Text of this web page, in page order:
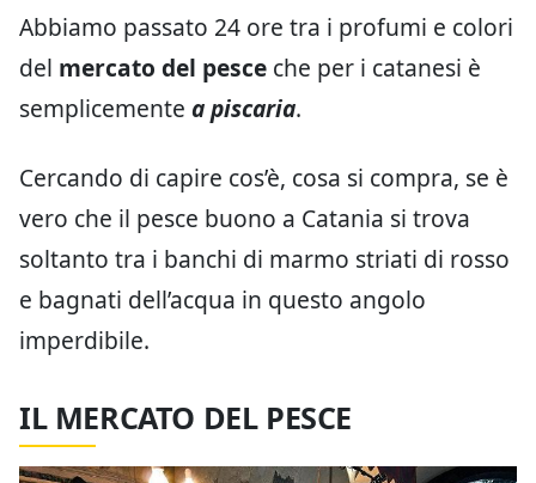
Abbiamo passato 24 ore tra i profumi e colori
del mercato del pesce che per i catanesi è
semplicemente a piscaria.
Cercando di capire cos’è, cosa si compra, se è
vero che il pesce buono a Catania si trova
soltanto tra i banchi di marmo striati di rosso
e bagnati dell’acqua in questo angolo
imperdibile.
IL MERCATO DEL PESCE